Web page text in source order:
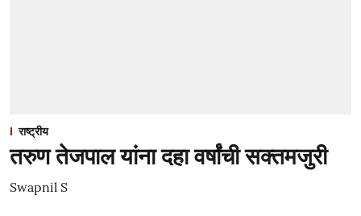
राष्ट्रीय
तरुण तेजपाल यांना दहा वर्षांची सक्तमजुरी
Swapnil S